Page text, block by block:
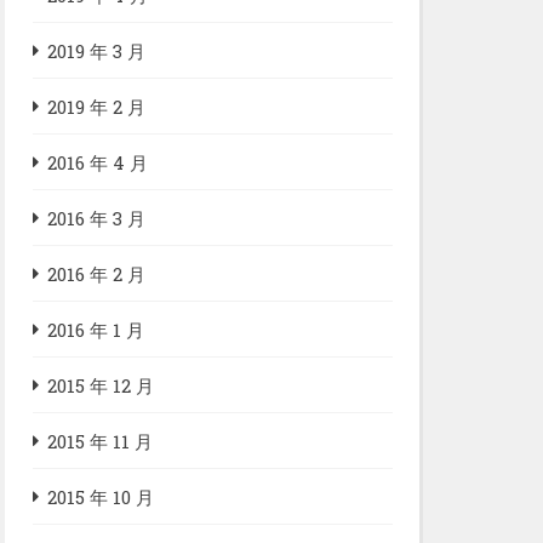
2019 年 3 月
2019 年 2 月
2016 年 4 月
2016 年 3 月
2016 年 2 月
2016 年 1 月
2015 年 12 月
2015 年 11 月
2015 年 10 月